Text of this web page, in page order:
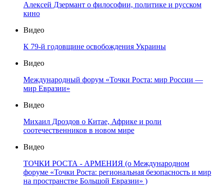
Алексей Дзермант о философии, политике и русском
кино
Видео
К 79-й годовщине освобождения Украины
Видео
Международный форум «Точки Роста: мир России —
мир Евразии»
Видео
Михаил Дроздов о Китае, Африке и роли
соотечественников в новом мире
Видео
ТОЧКИ РОСТА - АРМЕНИЯ (о Международном
форуме «Точки Роста: региональная безопасность и мир
на пространстве Большой Евразии» )